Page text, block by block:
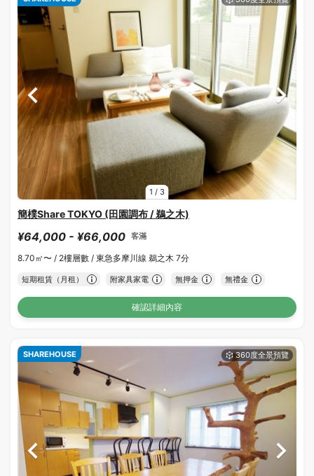
1 / 3
簡樸Share TOKYO (田園調布 / 鵜之木)
¥64,000 - ¥66,000 客滿
8.70㎡〜 / 2樓層數 / 東急多摩川線 鵜之木 7分
短期租賃（月租） 附家具家電 無押金 無禮金
確認詳細內容
SHAREHOUSE